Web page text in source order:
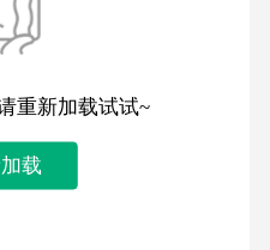
重新加载试试~
载